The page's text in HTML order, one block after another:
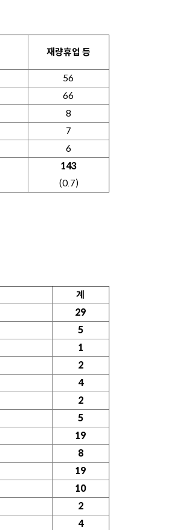
재량휴업 등
56
66
8
7
6
143
(0.7)
계
29
5
1
2
4
2
5
19
8
19
10
2
4